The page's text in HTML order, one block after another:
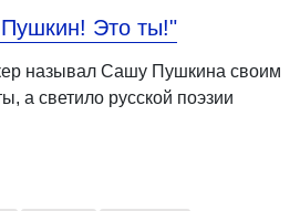
Это ты!"
называл Сашу Пушкина своим
а светило русской поэзии